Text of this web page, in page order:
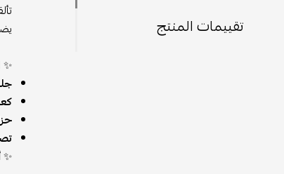
تقييمات المنتج
✨